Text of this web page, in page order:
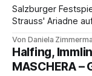
Salzburger
Strauss' Ariadne
Aufführung mit
Philharmonikern,
hinter den
Von Daniela
Halfing,
MASCHERA –